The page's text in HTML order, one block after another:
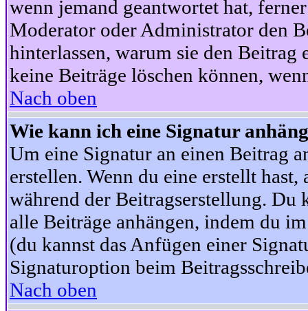
wenn jemand geantwortet hat,
Moderator oder Administrator den
hinterlassen, warum sie den Beitrag
keine Beiträge löschen können,
Nach oben
Wie kann ich eine Signatur
Um eine Signatur an einen Beitrag
erstellen. Wenn du eine erstellt
während der Beitragserstellung. Du
alle Beiträge anhängen, indem du
(du kannst das Anfügen einer
Signaturoption beim
Nach oben